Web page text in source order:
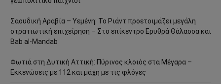
Σαουδική Αραβία – Υεμένη: Το Ριάντ προετοιμάζει μεγάλη
στρατιωτική επιχείρηση – Στο επίκεντρο Ερυθρά Θάλασσα και
Bab al-Mandab
Φωτιά στη Δυτική Αττική: Πύρινος κλοιός στα Μέγαρα –
Εκκενώσεις με 112 και μάχη με τις φλόγες